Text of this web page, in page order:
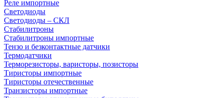
Реле импортные
Светодиоды
Светодиоды – СКЛ
Стабилитроны
Стабилитроны импортные
Тензо и безконтактные датчики
Термодатчики
Терморезисторы, варисторы, позисторы
Тиристоры импортные
Тиристоры отечественные
Транзисторы импортные